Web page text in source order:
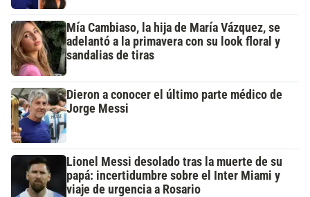
Mía Cambiaso, la hija de María Vázquez, se
adelantó a la primavera con su look floral y
sandalias de tiras
Dieron a conocer el último parte médico de
Jorge Messi
Lionel Messi desolado tras la muerte de su
papá: incertidumbre sobre el Inter Miami y
viaje de urgencia a Rosario